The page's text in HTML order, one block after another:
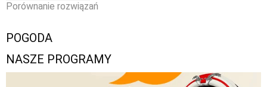
Porównanie rozwiązań
POGODA
NASZE PROGRAMY